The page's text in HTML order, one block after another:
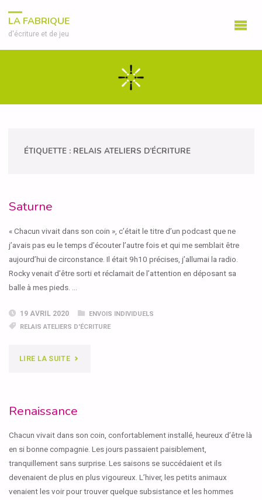
LA FABRIQUE
d'écriture et de jeu
ÉTIQUETTE : RELAIS ATELIERS D’ÉCRITURE
Saturne
« Chacun vivait dans son coin », c’était le titre d’un podcast que ne
j’avais pas eu le temps d’écouter l’autre fois et qui me semblait être
aujourd’hui de circonstance. Il était 9h10 précises, j’allumai la radio.
Rocky venait d’être sorti et réclamait de l’attention en déposant sa
balle à mes pieds. …
19 AVRIL 2020
ENVOIS INDIVIDUELS
RELAIS ATELIERS D'ÉCRITURE
LIRE LA SUITE"SATURNE"
Renaissance
Chacun vivait dans son coin, confortablement installé, heureux d’être là
en si bonne compagnie. Les jours passaient paisiblement,
tranquillement sans surprise. Les saisons se succédaient et ils
devenaient de plus en plus vigoureux. L’hiver, les petits animaux
venaient les voir pour trouver quelque subsistance et les hommes